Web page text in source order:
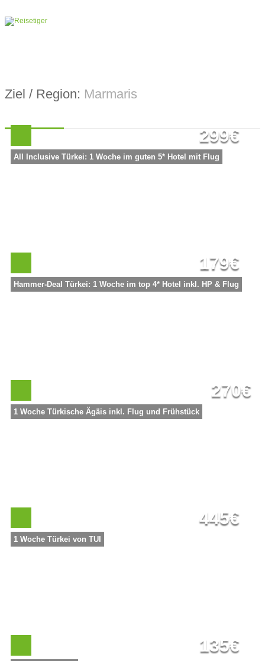
Ziel / Region: Marmaris
All Inclusive Türkei: 1 Woche im guten 5* Hotel mit Flug
299€
Hammer-Deal Türkei: 1 Woche im top 4* Hotel inkl. HP & Flug
179€
1 Woche Türkische Ägäis inkl. Flug und Frühstück
270€
1 Woche Türkei von TUI
445€
135€